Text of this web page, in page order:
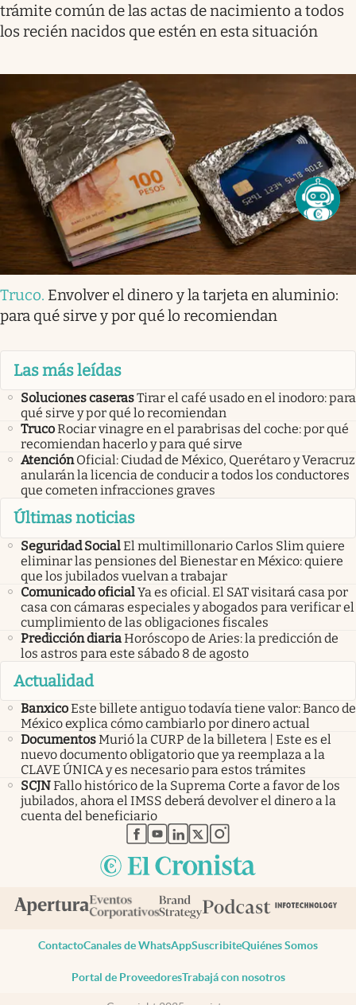
trámite común de las actas de nacimiento a todos
los recién nacidos que estén en esta situación
Truco. Envolver el dinero y la tarjeta en aluminio:
para qué sirve y por qué lo recomiendan
Las más leídas
Soluciones caserasTirar el café usado en el inodoro: para
qué sirve y por qué lo recomiendan
TrucoRociar vinagre en el parabrisas del coche: por qué
recomiendan hacerlo y para qué sirve
Atención Oficial: Ciudad de México, Querétaro y Veracruz
anularán la licencia de conducir a todos los conductores
que cometen infracciones graves
Últimas noticias
Seguridad SocialEl multimillonario Carlos Slim quiere
eliminar las pensiones del Bienestar en México: quiere
que los jubilados vuelvan a trabajar
Comunicado oficialYa es oficial. El SAT visitará casa por
casa con cámaras especiales y abogados para verificar el
cumplimiento de las obligaciones fiscales
Predicción diariaHoróscopo de Aries: la predicción de
los astros para este sábado 8 de agosto
Actualidad
BanxicoEste billete antiguo todavía tiene valor: Banco de
México explica cómo cambiarlo por dinero actual
DocumentosMurió la CURP de la billetera | Este es el
nuevo documento obligatorio que ya reemplaza a la
CLAVE ÚNICA y es necesario para estos trámites
SCJNFallo histórico de la Suprema Corte a favor de los
jubilados, ahora el IMSS deberá devolver el dinero a la
cuenta del beneficiario
abre en nueva pestaña
abre en nueva pestaña
abre en nueva pestaña
abre en nueva pestaña
abre en nueva pestaña
ContactoCanales de WhatsAppSuscribiteQuiénes Somos
Portal de ProveedoresTrabajá con nosotros